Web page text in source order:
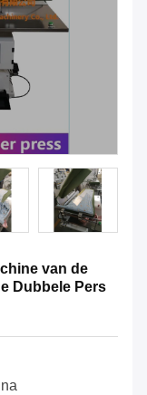
van de
Dubbele Pers